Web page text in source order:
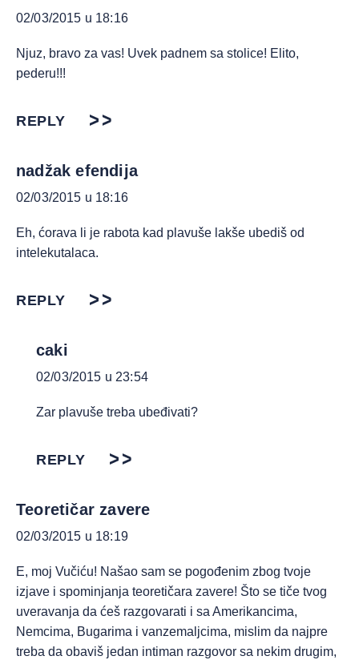
02/03/2015 u 18:16
Njuz, bravo za vas! Uvek padnem sa stolice! Elito,
pederu!!!
REPLY
nadžak efendija
02/03/2015 u 18:16
Eh, ćorava li je rabota kad plavuše lakše ubediš od
intelekutalaca.
REPLY
caki
02/03/2015 u 23:54
Zar plavuše treba ubeđivati?
REPLY
Teoretičar zavere
02/03/2015 u 18:19
E, moj Vučiću! Našao sam se pogođenim zbog tvoje
izjave i spominjanja teoretičara zavere! Što se tiče tvog
uveravanja da ćeš razgovarati i sa Amerikancima,
Nemcima, Bugarima i vanzemaljcima, mislim da najpre
treba da obaviš jedan intiman razgovor sa nekim drugim,